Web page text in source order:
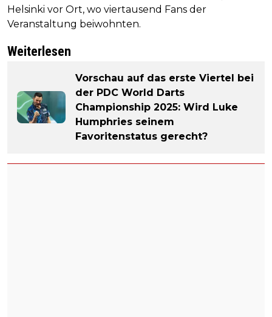
Helsinki vor Ort, wo viertausend Fans der
Veranstaltung beiwohnten.
Weiterlesen
Vorschau auf das erste Viertel bei
der PDC World Darts
Championship 2025: Wird Luke
Humphries seinem
Favoritenstatus gerecht?